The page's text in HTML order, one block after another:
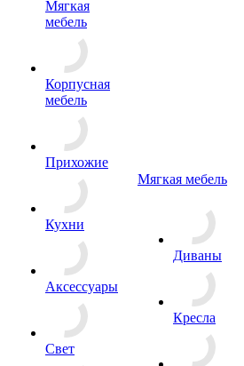
Мягкая
мебель
Корпусная
мебель
Прихожие
Кухни
Аксессуары
Свет
Мягкая мебель
Диваны
Кресла